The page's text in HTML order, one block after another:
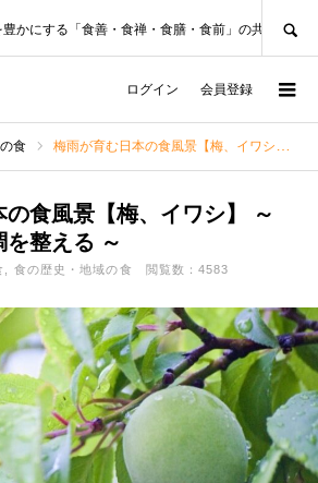
かにする「食善・食禅・食膳・食前」の共創ﾌﾟﾗｯﾄﾌ
ログイン 会員登録
食 梅雨が育む日本の食風景【梅、イワシ】 ～食の知恵で体調を整える ～
食風景【梅、イワシ】 ～
整える ～
食の歴史・地域の食 閲覧数：4583